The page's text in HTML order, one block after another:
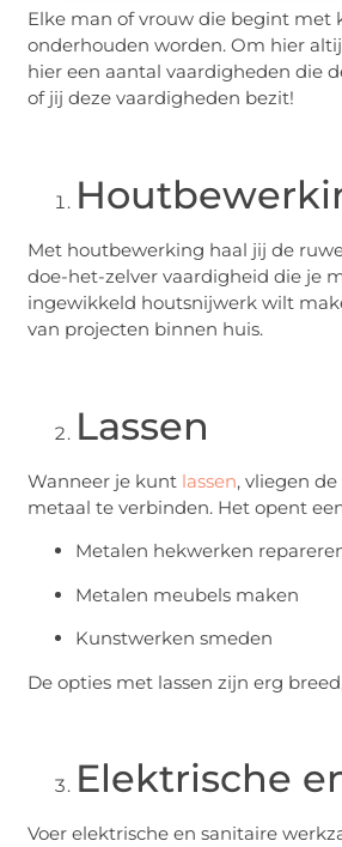
Elke man of vrouw die begint met
onderhouden worden. Om hier
hier een aantal vaardigheden die
of jij deze vaardigheden bezit!
Met houtbewerking haal jij de
doe-het-zelver vaardigheid die je
ingewikkeld houtsnijwerk wilt
van projecten binnen huis.
Lassen
Wanneer je kunt lassen, vliegen
metaal te verbinden. Het opent
Metalen hekwerken
Metalen meubels maken
Kunstwerken smeden
De opties met lassen zijn erg
Elektrische
Voer elektrische en sanitaire